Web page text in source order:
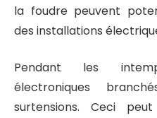
la foudre peuvent
des installations
Pendant les
électroniques
surtensions. Ceci